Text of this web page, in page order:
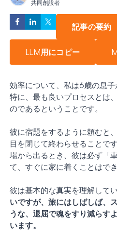
共同創設者
記事の要約
LLM用にコピー
効率について、私は6歳の息子
特に、最も良いプロセスとは
のであるということです。
彼に宿題をするように頼むと
目を閉じて終わらせることで
場から出るとき、彼は必ず「
て、すぐに家に着くことはで
彼は基本的な真実を理解して
いですが、旅にはしばしば、
うな、退屈で魂をすり減らす
います。